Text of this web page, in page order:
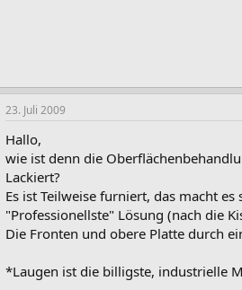
23. Juli 2009
Hallo,
wie ist denn die
Lackiert?
Es ist Teilweise furniert, das macht es
"Professionellste" Lösung (nach die
Die Fronten und obere Platte durch
*Laugen ist die billigste, industrielle